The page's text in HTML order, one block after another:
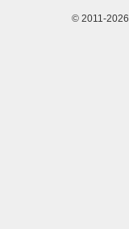
© 2011-